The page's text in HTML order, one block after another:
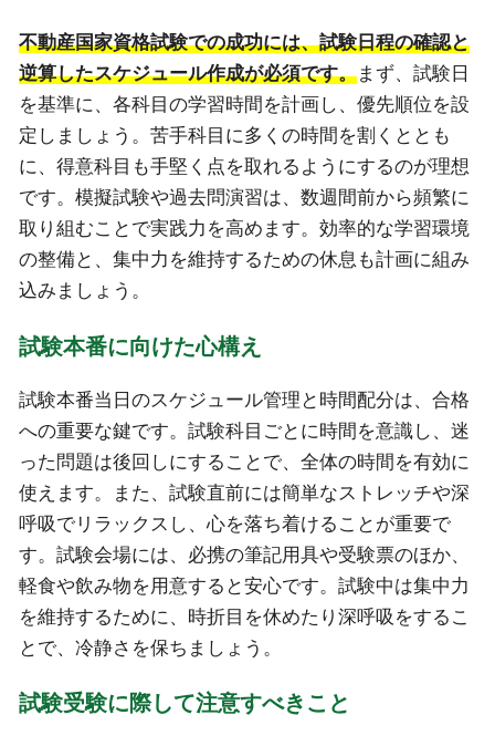
不動産国家資格試験での成功には、試験日程の確認と
逆算したスケジュール作成が必須です。まず、試験日
を基準に、各科目の学習時間を計画し、優先順位を設
定しましょう。苦手科目に多くの時間を割くととも
に、得意科目も手堅く点を取れるようにするのが理想
です。模擬試験や過去問演習は、数週間前から頻繁に
取り組むことで実践力を高めます。効率的な学習環境
の整備と、集中力を維持するための休息も計画に組み
込みましょう。
試験本番に向けた心構え
試験本番当日のスケジュール管理と時間配分は、合格
への重要な鍵です。試験科目ごとに時間を意識し、迷
った問題は後回しにすることで、全体の時間を有効に
使えます。また、試験直前には簡単なストレッチや深
呼吸でリラックスし、心を落ち着けることが重要で
す。試験会場には、必携の筆記用具や受験票のほか、
軽食や飲み物を用意すると安心です。試験中は集中力
を維持するために、時折目を休めたり深呼吸をするこ
とで、冷静さを保ちましょう。
試験受験に際して注意すべきこと